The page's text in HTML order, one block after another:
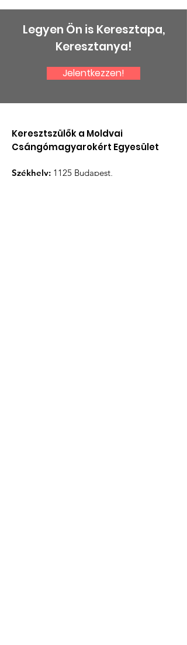
Halász Péterre
Legyen Ön is Keresztapa,
Keresztanya!
Jelentkezzen!
Keresztszülők a Moldvai
Csángómagyarokért Egyesület
Székhely: 1125 Budapest,